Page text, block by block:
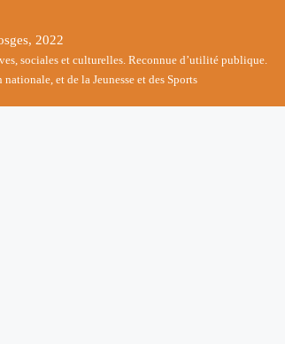
2022
sociales et culturelles. Reconnue d’utilité publique.
et de la Jeunesse et des Sports